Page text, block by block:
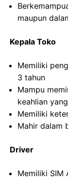
maupun
Kepala Toko
Memiliki
3 tahun
Mampu
keahlian
Memiliki
Mahir dalam
Driver
Memiliki SIM